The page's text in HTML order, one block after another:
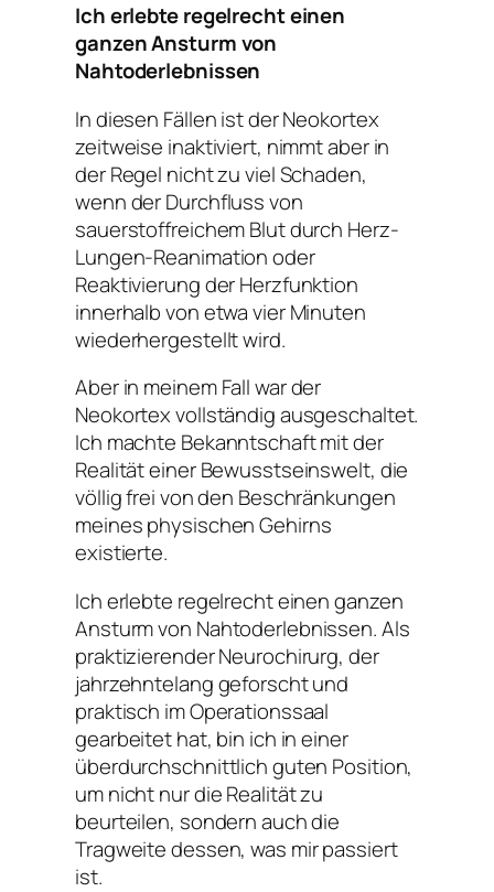
Ich erlebte regelrecht einen
ganzen Ansturm von
Nahtoderlebnissen
In diesen Fällen ist der Neokortex
zeitweise inaktiviert, nimmt aber in
der Regel nicht zu viel Schaden,
wenn der Durchfluss von
sauerstoffreichem Blut durch Herz-
Lungen-Reanimation oder
Reaktivierung der Herzfunktion
innerhalb von etwa vier Minuten
wiederhergestellt wird.
Aber in meinem Fall war der
Neokortex vollständig ausgeschaltet.
Ich machte Bekanntschaft mit der
Realität einer Bewusstseinswelt, die
völlig frei von den Beschränkungen
meines physischen Gehirns
existierte.
Ich erlebte regelrecht einen ganzen
Ansturm von Nahtoderlebnissen. Als
praktizierender Neurochirurg, der
jahrzehntelang geforscht und
praktisch im Operationssaal
gearbeitet hat, bin ich in einer
überdurchschnittlich guten Position,
um nicht nur die Realität zu
beurteilen, sondern auch die
Tragweite dessen, was mir passiert
ist.